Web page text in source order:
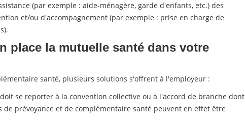
(par exemple : aide-ménagère, garde d'enfants, etc.) des
et/ou d'accompagnement (par exemple : prise en charge de
place la mutuelle santé dans votre
santé, plusieurs solutions s'offrent à l'employeur :
se reporter à la convention collective ou à l'accord de branche dont
de prévoyance et de complémentaire santé peuvent en effet être